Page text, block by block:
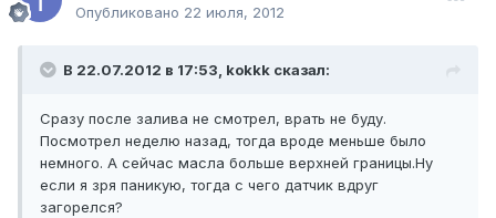
Опубликовано 22 июля, 2012
В 22.07.2012 в 17:53, kokkk сказал:
Сразу после залива не смотрел, врать не буду.
Посмотрел неделю назад, тогда вроде меньше было
немного. А сейчас масла больше верхней границы.Ну
если я зря паникую, тогда с чего датчик вдруг
загорелся?